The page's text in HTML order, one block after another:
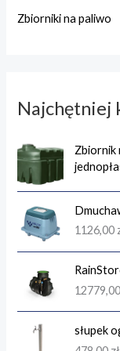
Zbiorniki na paliwo
Najchętniej
Zbiornik
1126,00
12779,00
słupek